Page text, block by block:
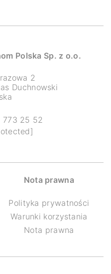
Polska Sp. z o.o.
2
Duchnowski
773 25 52
Nota prawna
Polityka prywatności
Warunki korzystania
Nota prawna